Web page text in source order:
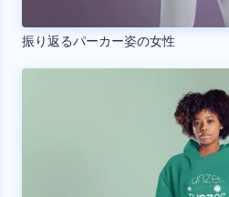
振り返るパーカー姿の女性